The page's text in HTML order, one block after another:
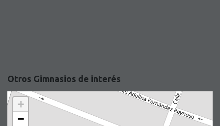
Otros Gimnasios de interés
+
−